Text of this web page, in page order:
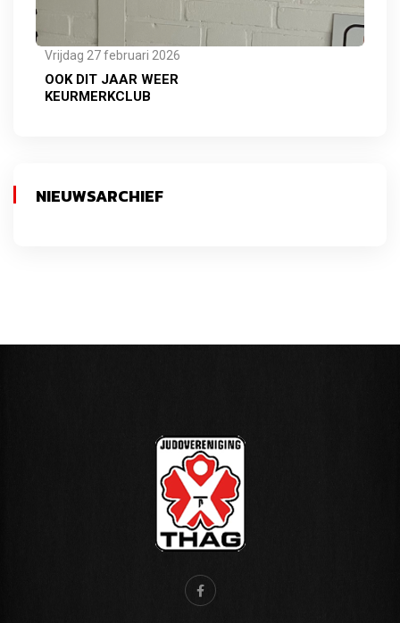
Vrijdag 27 februari 2026
OOK DIT JAAR WEER
KEURMERKCLUB
NIEUWSARCHIEF